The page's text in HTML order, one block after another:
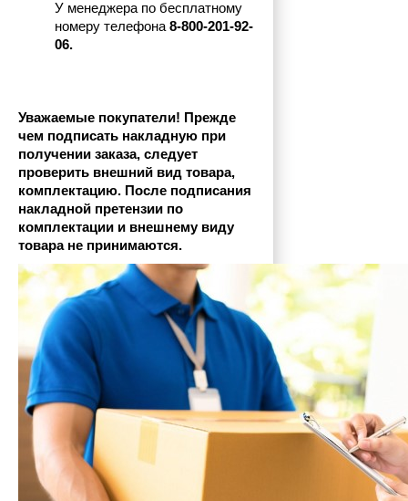
У менеджера по бесплатному
номеру телефона 8-800-201-92-
06.
Уважаемые покупатели! Прежде
чем подписать накладную при
получении заказа, следует
проверить внешний вид товара,
комплектацию. После подписания
накладной претензии по
комплектации и внешнему виду
товара не принимаются.